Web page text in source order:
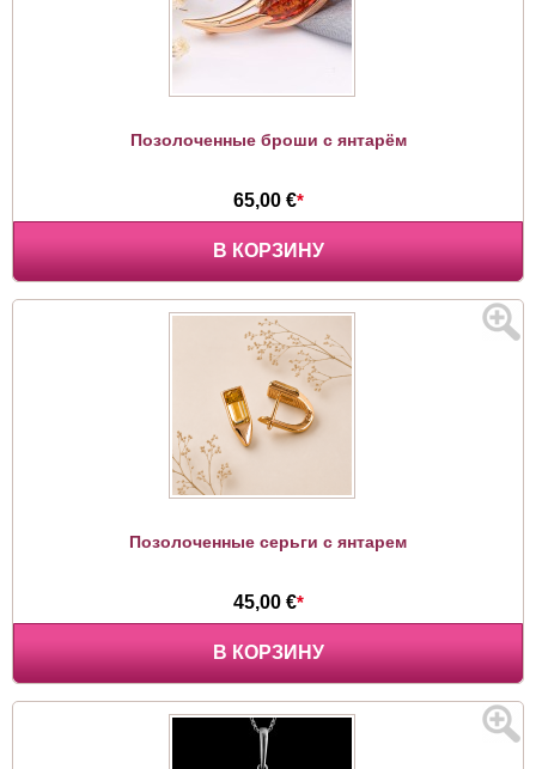
Позолоченные броши с янтарём
65,00 €*
В КОРЗИНУ
Позолоченные серьги с янтарем
45,00 €*
В КОРЗИНУ